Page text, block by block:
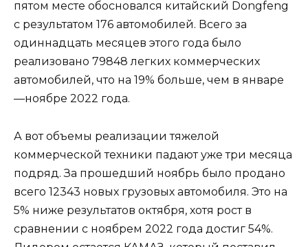
пятом месте обосновался китайский Dongfeng
с результатом 176 автомобилей. Всего за
одиннадцать месяцев этого года было
реализовано 79848 легких коммерческих
автомобилей, что на 19% больше, чем в январе
—ноябре 2022 года.
А вот объемы реализации тяжелой
коммерческой техники падают уже три месяца
подряд. За прошедший ноябрь было продано
всего 12343 новых грузовых автомобиля. Это на
5% ниже результатов октября, хотя рост в
сравнении с ноябрем 2022 года достиг 54%.